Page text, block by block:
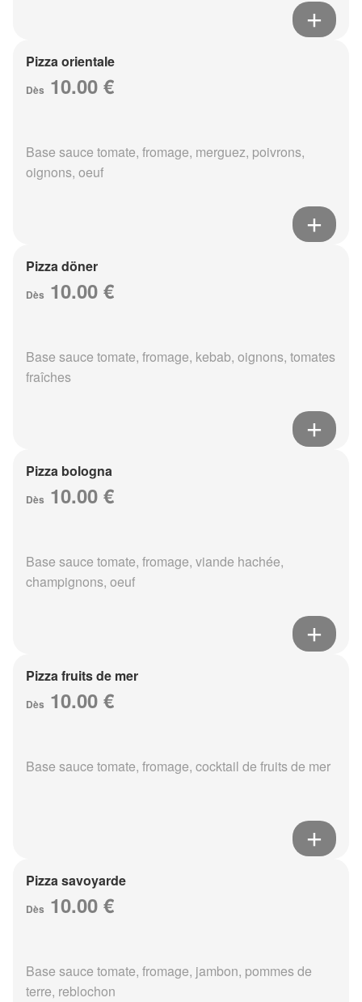
Pizza orientale
Dès 10.00 €
Base sauce tomate, fromage, merguez, poivrons,
oignons, oeuf
Pizza döner
Dès 10.00 €
Base sauce tomate, fromage, kebab, oignons, tomates
fraîches
Pizza bologna
Dès 10.00 €
Base sauce tomate, fromage, viande hachée,
champignons, oeuf
Pizza fruits de mer
Dès 10.00 €
Base sauce tomate, fromage, cocktail de fruits de mer
Pizza savoyarde
Dès 10.00 €
Base sauce tomate, fromage, jambon, pommes de
terre, reblochon